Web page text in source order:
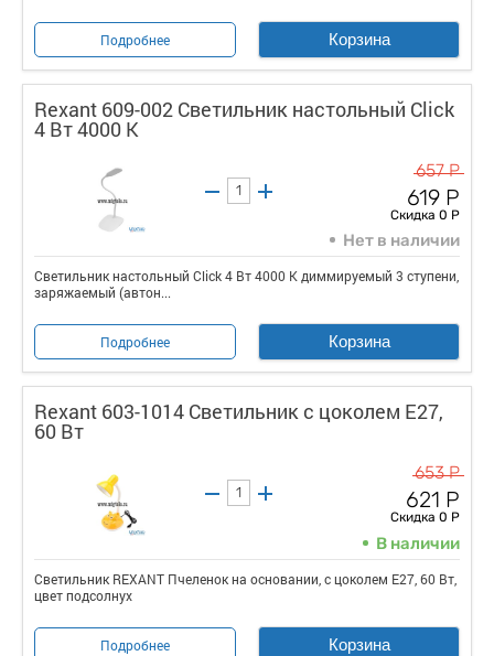
Подробнее Корзина
Rexant 609-002 Светильник настольный Click
4 Вт 4000 К
657 Р
619 Р
Скидка 0 Р
Нет в наличии
Светильник настольный Click 4 Вт 4000 К диммируемый 3 ступени,
заряжаемый (автон...
Подробнее Корзина
Rexant 603-1014 Светильник с цоколем Е27,
60 Вт
653 Р
621 Р
Скидка 0 Р
В наличии
Светильник REXANT Пчеленок на основании, с цоколем Е27, 60 Вт,
цвет подсолнух
Подробнее Корзина